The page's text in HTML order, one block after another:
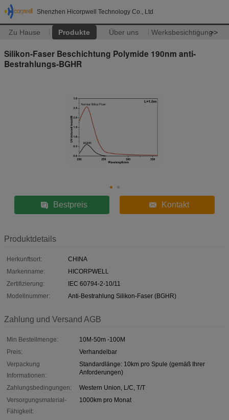
Shenzhen Hicorpwell Technology Co., Ltd
Zu Hause Produkte Über uns Werksbesichtigung>>
Silikon-Faser Beschichtung Polymide 190nm anti-
Bestrahlungs-BGHR
Bestpreis Kontakt
Produktdetails
Herkunftsort:
CHINA
Markenname:
HICORPWELL
Zertifizierung:
IEC 60794-2-10/11
Modellnummer:
Anti-Bestrahlung Silikon-Faser (BGHR)
Zahlung und Versand AGB
Min Bestellmenge:
10M-50m -100M
Preis:
Verhandelbar
Verpackung
Informationen:
Standardlänge: 10km pro Spule (gemäß Ihrer
Anforderungen)
Zahlungsbedingungen:
Western Union, L/C, T/T
Versorgungsmaterial-
Fähigkeit:
1000km pro Monat